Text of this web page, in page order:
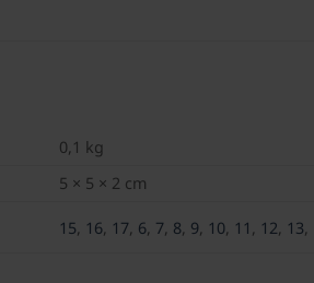
0,1 kg
5 × 5 × 2 cm
15 16 17 6 7 8 9 10 11 12 13